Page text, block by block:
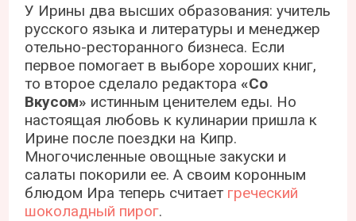
У Ирины два высших образования: учитель
русского языка и литературы и менеджер
отельно-ресторанного бизнеса. Если
первое помогает в выборе хороших книг,
то второе сделало редактора«Со
Вкусом» истинным ценителем еды. Но
настоящая любовь к кулинарии пришла к
Ирине после поездки на Кипр.
Многочисленные овощные закуски и
салаты покорили ее. А своим коронным
блюдом Ира теперь считает греческий
шоколадный пирог.